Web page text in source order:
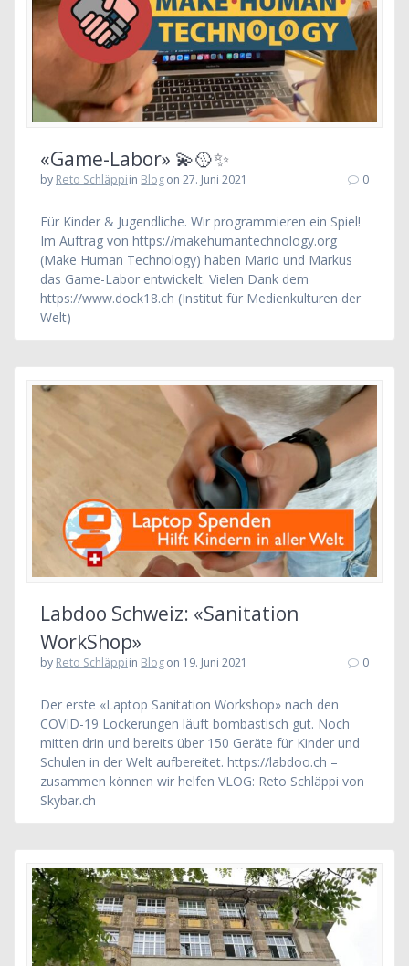
«Game-Labor» 💫🥎✨
by Reto Schläppiin Blogon 27. Juni 2021 0
Für Kinder & Jugendliche. Wir programmieren ein Spiel!
Im Auftrag von https://makehumantechnology.org
(Make Human Technology) haben Mario und Markus
das Game-Labor entwickelt. Vielen Dank dem
https://www.dock18.ch (Institut für Medienkulturen der
Welt)
Labdoo Schweiz: «Sanitation
WorkShop»
by Reto Schläppiin Blogon 19. Juni 2021 0
Der erste «Laptop Sanitation Workshop» nach den
COVID-19 Lockerungen läuft bombastisch gut. Noch
mitten drin und bereits über 150 Geräte für Kinder und
Schulen in der Welt aufbereitet. https://labdoo.ch –
zusammen können wir helfen VLOG: Reto Schläppi von
Skybar.ch